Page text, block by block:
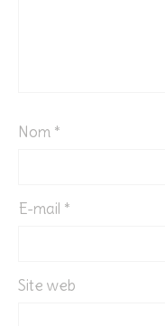
Nom *
E-mail *
Site web